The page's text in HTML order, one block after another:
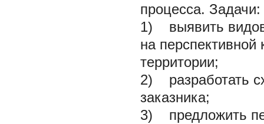
процесса. Задачи:
1) выявить
на перспективной
территории;
2) разработать
заказника;
3) предложить